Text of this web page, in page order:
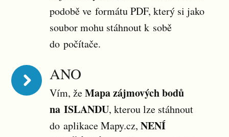
podobě ve formátu PDF, který si jako
soubor mohu stáhnout k sobě
do počítače.
ANO
Vím, žeMapa zájmových bodů
na ISLANDU, kterou lze stáhnout
do aplikace Mapy.cz,NENÍ